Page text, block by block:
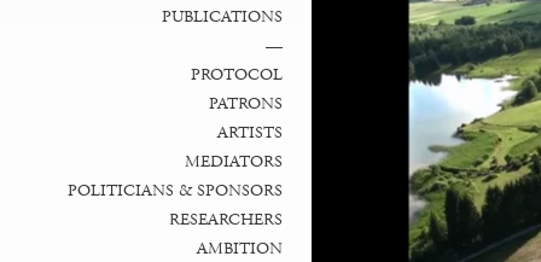
PUBLICATIONS
—
PROTOCOL
PATRONS
ARTISTS
MEDIATORS
POLITICIANS & SPONSORS
RESEARCHERS
AMBITION